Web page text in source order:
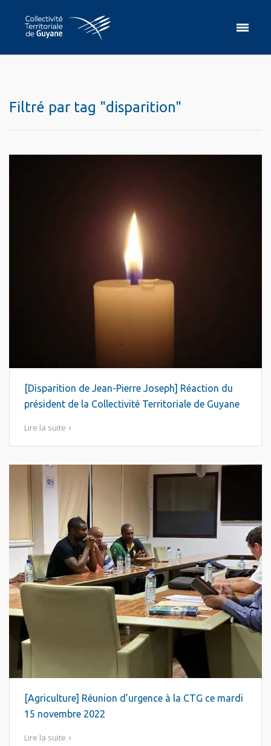
Filtré par tag "disparition"
[Disparition de Jean-Pierre Joseph] Réaction du
président de la Collectivité Territoriale de Guyane
Lire la suite
[Agriculture] Réunion d’urgence à la CTG ce mardi
15 novembre 2022
Lire la suite